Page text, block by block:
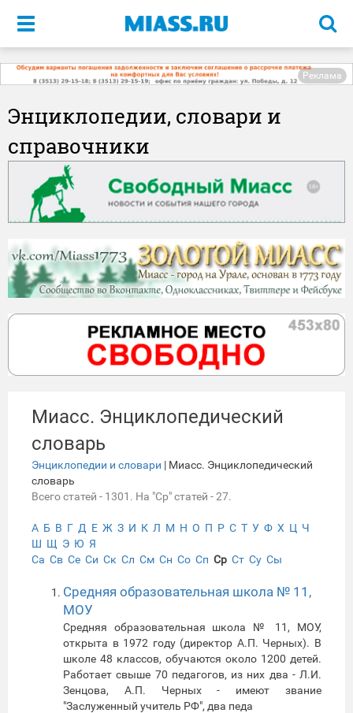
Меню
Реклама
Энциклопедии, словари и
справочники
Миасс. Энциклопедический
словарь
Энциклопедии и словари | Миасс. Энциклопедический
словарь
Всего статей - 1301. На "Ср" статей - 27.
А Б В Г Д Е Ж З И К Л М Н О П Р С Т У Ф Х Ц Ч
Ш Щ Э Ю Я
Са Св Се Си Ск Сл См Сн Со Сп Ср Ст Су Сы
Средняя образовательная школа № 11,
МОУ
Средняя образовательная школа № 11, МОУ,
открыта в 1972 году (директор А.П. Черных). В
школе 48 классов, обучаются около 1200 детей.
Работает свыше 70 педагогов, из них два - Л.И.
Зенцова, А.П. Черных - имеют звание
"Заслуженный учитель РФ", два педа